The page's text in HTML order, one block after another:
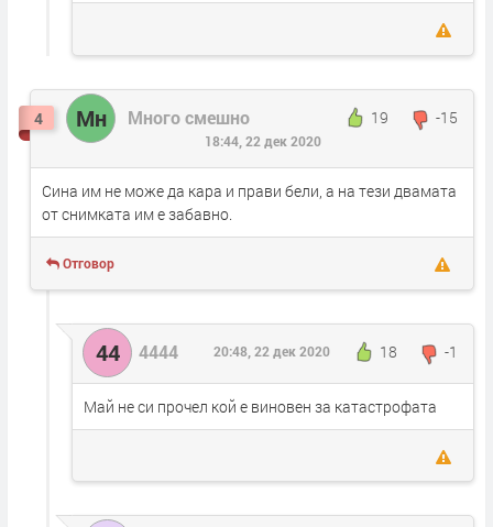
4 Мн Много смешно 19 -15
18:44, 22 дек 2020
Сина им не може да кара и прави бели, а на тези двамата
от снимката им е забавно.
Отговор
44 4444 18 -1
20:48, 22 дек 2020
Май не си прочел кой е виновен за катастрофата